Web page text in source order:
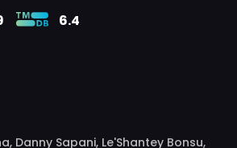
6.4
Danny Sapani, Le'Shantey Bonsu,